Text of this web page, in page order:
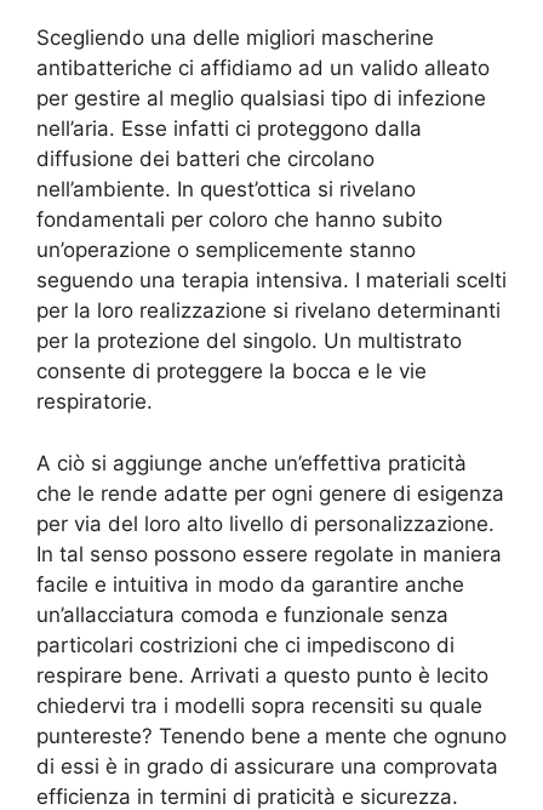
Scegliendo una delle migliori mascherine
antibatteriche ci affidiamo ad un valido alleato
per gestire al meglio qualsiasi tipo di infezione
nell’aria. Esse infatti ci proteggono dalla
diffusione dei batteri che circolano
nell’ambiente. In quest’ottica si rivelano
fondamentali per coloro che hanno subito
un’operazione o semplicemente stanno
seguendo una terapia intensiva. I materiali scelti
per la loro realizzazione si rivelano determinanti
per la protezione del singolo. Un multistrato
consente di proteggere la bocca e le vie
respiratorie.
A ciò si aggiunge anche un’effettiva praticità
che le rende adatte per ogni genere di esigenza
per via del loro alto livello di personalizzazione.
In tal senso possono essere regolate in maniera
facile e intuitiva in modo da garantire anche
un’allacciatura comoda e funzionale senza
particolari costrizioni che ci impediscono di
respirare bene. Arrivati a questo punto è lecito
chiedervi tra i modelli sopra recensiti su quale
puntereste? Tenendo bene a mente che ognuno
di essi è in grado di assicurare una comprovata
efficienza in termini di praticità e sicurezza.